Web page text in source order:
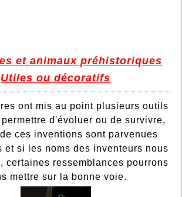
et animaux préhistoriques
Utiles ou décoratifs
ont mis au point plusieurs outils
d'évoluer ou de survivre,
ces inventions sont parvenues
et si les noms des inventeurs nous
certaines ressemblances pourrons
mettre sur la bonne voie.